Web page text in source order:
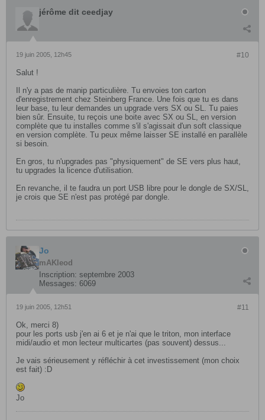
jérôme dit ceedjay
#10
19 juin 2005, 12h45
Salut !
Il n'y a pas de manip particulière. Tu envoies ton carton
d'enregistrement chez Steinberg France. Une fois que tu es dans
leur base, tu leur demandes un upgrade vers SX ou SL. Tu paies
bien sûr. Ensuite, tu reçois une boite avec SX ou SL, en version
complète que tu installes comme s'il s'agissait d'un soft classique
en version complète. Tu peux même laisser SE installé en parallèle
si besoin.
En gros, tu n'upgrades pas "physiquement" de SE vers plus haut,
tu upgrades la licence d'utilisation.
En revanche, il te faudra un port USB libre pour le dongle de SX/SL,
je crois que SE n'est pas protégé par dongle.
Jo
mAKleod
Inscription: septembre 2003
Messages: 6069
#11
19 juin 2005, 12h51
Ok, merci 8)
pour les ports usb j'en ai 6 et je n'ai que le triton, mon interface
midi/audio et mon lecteur multicartes (pas souvent) dessus...
Je vais sérieusement y réfléchir à cet investissement (mon choix
est fait) :D
Jo